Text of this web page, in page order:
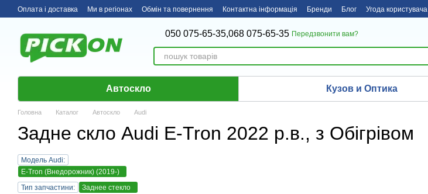
Перейти до основного контенту
Оплата і доставка Ми в регіонах Обмін та повернення Контактна інформація Бренди Блог Угода користувача
050 075-65-35,068 075-65-35 Передзвонити вам?
Автоскло Кузов и Оптика
Головна Каталог Автоскло Audi
Задне скло Audi E-Tron 2022 р.в., з Обігрівом
Модель Audi:
E-Tron (Внедорожник) (2019-)
Тип запчастини:
Заднее стекло